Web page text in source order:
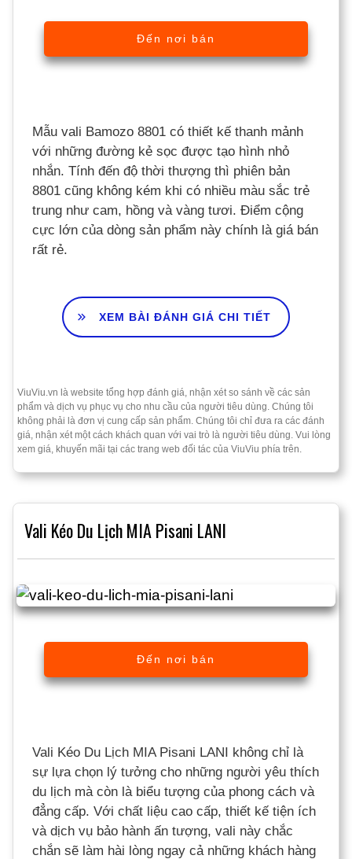
Đến nơi bán
Mẫu vali Bamozo 8801 có thiết kế thanh mảnh
với những đường kẻ sọc được tạo hình nhỏ
nhắn. Tính đến độ thời thượng thì phiên bản
8801 cũng không kém khi có nhiều màu sắc trẻ
trung như cam, hồng và vàng tươi. Điểm cộng
cực lớn của dòng sản phẩm này chính là giá bán
rất rẻ.
XEM BÀI ĐÁNH GIÁ CHI TIẾT
ViuViu.vn là website tổng hợp đánh giá, nhận xét so sánh về các sản
phẩm và dịch vụ phục vụ cho nhu cầu của người tiêu dùng. Chúng tôi
không phải là đơn vị cung cấp sản phẩm. Chúng tôi chỉ đưa ra các đánh
giá, nhận xét một cách khách quan với vai trò là người tiêu dùng. Vui lòng
xem giá, khuyến mãi tại các trang web đối tác của ViuViu phía trên.
Vali Kéo Du Lịch MIA Pisani LANI
Đến nơi bán
Vali Kéo Du Lịch MIA Pisani LANI không chỉ là
sự lựa chọn lý tưởng cho những người yêu thích
du lịch mà còn là biểu tượng của phong cách và
đẳng cấp. Với chất liệu cao cấp, thiết kế tiện ích
và dịch vụ bảo hành ấn tượng, vali này chắc
chắn sẽ làm hài lòng ngay cả những khách hàng